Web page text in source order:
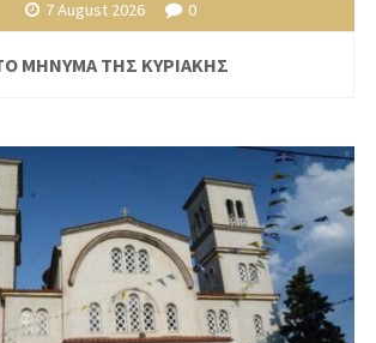
7 August 2026 0
ΜΗΝΥΜΑ ΤΗΣ ΚΥΡΙΑΚΗΣ